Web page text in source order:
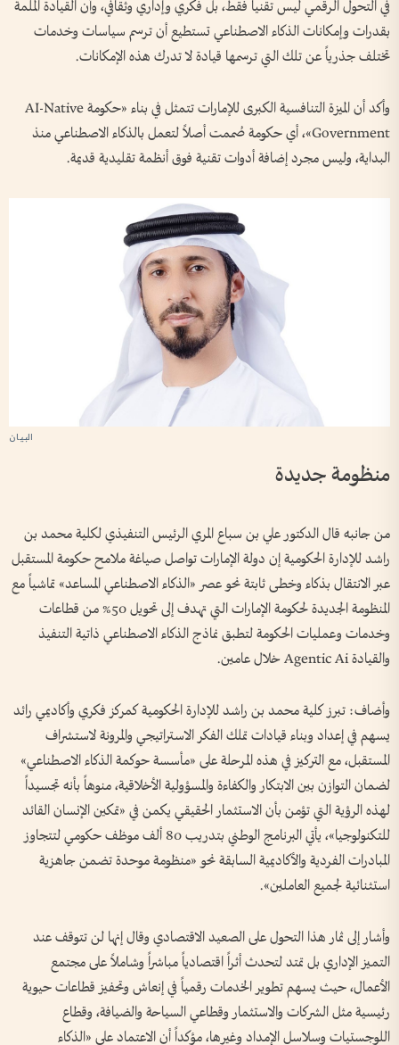
في التحول الرقمي ليس تقنياً فقط، بل فكري وإداري وثقافي، وأن القيادة الملمة
بقدرات وإمكانات الذكاء الاصطناعي تستطيع أن ترسم سياسات وخدمات
تختلف جذرياً عن تلك التي ترسمها قيادة لا تدرك هذه الإمكانات.
وأكد أن الميزة التنافسية الكبرى للإمارات تتمثل في بناء «حكومة AI-Native
Government»، أي حكومة صُممت أصلاً لتعمل بالذكاء الاصطناعي منذ
البداية، وليس مجرد إضافة أدوات تقنية فوق أنظمة تقليدية قديمة.
منظومة جديدة
من جانبه قال الدكتور علي بن سباع المري الرئيس التنفيذي لكلية محمد بن
راشد للإدارة الحكومية إن دولة الإمارات تواصل صياغة ملامح حكومة المستقبل
عبر الانتقال بذكاء وخطى ثابتة نحو عصر «الذكاء الاصطناعي المساعد» تماشياً مع
المنظومة الجديدة لحكومة الإمارات التي تهدف إلى تحويل 50% من قطاعات
وخدمات وعمليات الحكومة لتطبق نماذج الذكاء الاصطناعي ذاتية التنفيذ
والقيادة Agentic Ai خلال عامين.
وأضاف: تبرز كلية محمد بن راشد للإدارة الحكومية كمركز فكري وأكاديمي رائد
يسهم في إعداد وبناء قيادات تملك الفكر الاستراتيجي والمرونة لاستشراف
المستقبل، مع التركيز في هذه المرحلة على «مأسسة حوكمة الذكاء الاصطناعي»
لضمان التوازن بين الابتكار والكفاءة والمسؤولية الأخلاقية، منوهاً بأنه تجسيداً
لهذه الرؤية التي تؤمن بأن الاستثمار الحقيقي يكمن في «تمكين الإنسان القائد
للتكنولوجيا»، يأتي البرنامج الوطني بتدريب 80 ألف موظف حكومي لتتجاوز
المبادرات الفردية والأكاديمية السابقة نحو «منظومة موحدة تضمن جاهزية
استثنائية لجميع العاملين».
وأشار إلى ثمار هذا التحول على الصعيد الاقتصادي وقال إنها لن تتوقف عند
التميز الإداري بل تمتد لتحدث أثراً اقتصادياً مباشراً وشاملاً على مجتمع
الأعمال، حيث يسهم تطوير الخدمات رقمياً في إنعاش وتحفيز قطاعات حيوية
رئيسية مثل الشركات والاستثمار وقطاعي السياحة والضيافة، وقطاع
اللوجستيات وسلاسل الإمداد وغيرها، مؤكداً أن الاعتماد على «الذكاء